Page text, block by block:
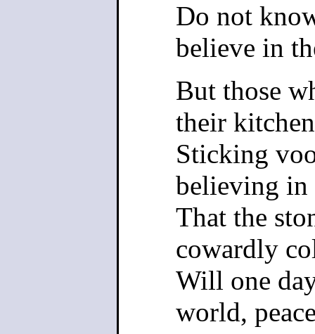
Do not
believe in
But those
their
Sticking
believing
That the
cowardly
Will one
world,